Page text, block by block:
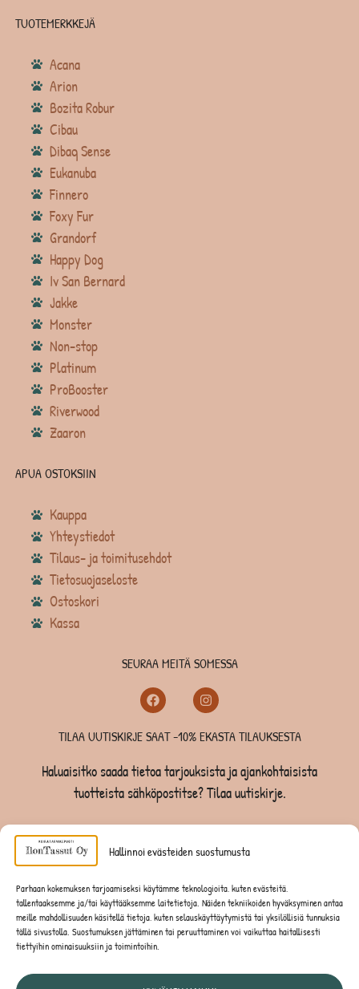
Hallinnoi evästeiden suostumusta
Parhaan kokemuksen tarjoamiseksi käytämme teknologioita, kuten evästeitä,
tallentaaksemme ja/tai käyttääksemme laitetietoja. Näiden tekniikoiden hyväksyminen antaa
meille mahdollisuuden käsitellä tietoja, kuten selauskäyttäytymistä tai yksilöllisiä tunnuksia
tällä sivustolla. Suostumuksen jättäminen tai peruuttaminen voi vaikuttaa haitallisesti
tiettyihin ominaisuuksiin ja toimintoihin.
TUOTEMERKKEJÄ
Acana
Arion
Bozita Robur
Cibau
Dibaq Sense
Eukanuba
Finnero
Foxy Fur
Grandorf
Happy Dog
Iv San Bernard
Jakke
Monster
Non-stop
Platinum
ProBooster
Riverwood
Zaaron
APUA OSTOKSIIN
Kauppa
Yhteystiedot
Tilaus- ja toimitusehdot
Tietosuojaseloste
Ostoskori
Kassa
SEURAA MEITÄ SOMESSA
TILAA UUTISKIRJE SAAT -10% EKASTA TILAUKSESTA
Haluaisitko saada tietoa tarjouksista ja ajankohtaisista
tuotteista sähköpostitse? Tilaa uutiskirje.
TILAA UUTISKIRJE -SAAT -10% EKASTA TILAUKSESTA
KISSOILLE
JYRSIJÖILLE